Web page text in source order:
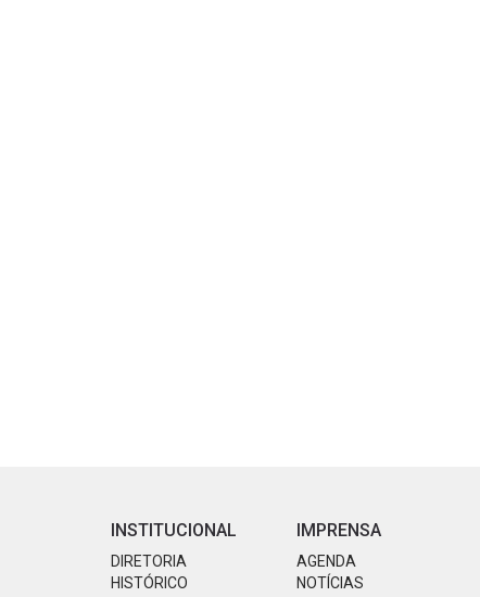
INSTITUCIONAL
DIRETORIA
HISTÓRICO
IMPRENSA
AGENDA
NOTÍCIAS